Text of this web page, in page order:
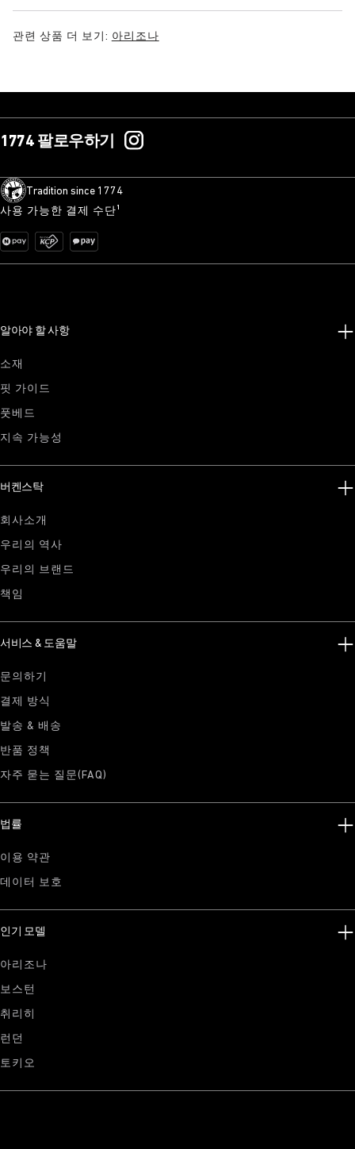
관련 상품 더 보기: 아리조나
1774 팔로우하기
Tradition since 1774
사용 가능한 결제 수단¹
알아야 할 사항
소재
핏 가이드
풋베드
지속 가능성
버켄스탁
회사소개
우리의 역사
우리의 브랜드
책임
서비스 & 도움말
문의하기
결제 방식
발송 & 배송
반품 정책
자주 묻는 질문(FAQ)
법률
이용 약관
데이터 보호
인기 모델
아리조나
보스턴
취리히
런던
토키오